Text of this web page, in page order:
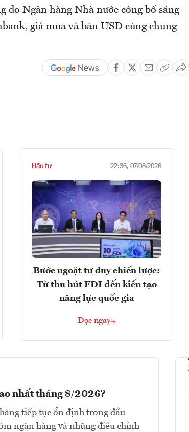
do Ngân hàng Nhà nước công bố sáng
giá mua và bán USD cùng chung
Đầu tư 22:36, 07/08/2026
Bước ngoặt tư duy chiến lược:
Từ thu hút FDI đến kiến tạo
năng lực quốc gia
Đọc ngay
nhất tháng 8/2026?
tiếp tục ổn định trong đầu
ngân hàng và những điều chỉnh